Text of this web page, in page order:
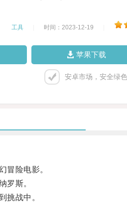
工具 时间：2023-12-19
苹果下载
安卓市场，安全绿色
险电影。
罗斯。
战中。